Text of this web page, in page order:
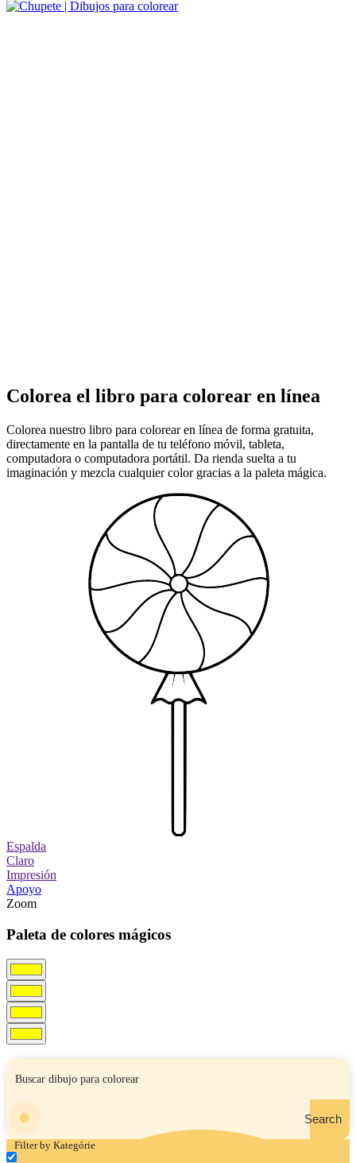
Colorea el libro para colorear en línea
Colorea nuestro libro para colorear en línea de forma gratuita,
directamente en la pantalla de tu teléfono móvil, tableta,
computadora o computadora portátil. Da rienda suelta a tu
imaginación y mezcla cualquier color gracias a la paleta mágica.
Espalda
Claro
Impresión
Apoyo
Zoom
Paleta de colores mágicos
Search
Filter by Kategórie